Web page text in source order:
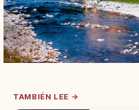
TAMBIÉN LEE →